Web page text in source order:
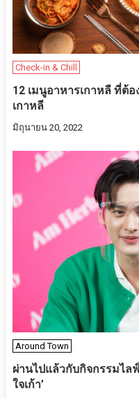
Check-in & Chill
12 เมนูอาหารเกาหลี ที่ต้อ
เกาหลี
มิถุนายน 20, 2022
Around Town
ผ่านไปแล้วกับกิจกรรมไล
ใจเก้า’